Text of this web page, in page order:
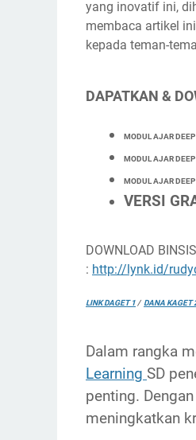
yang inovatif ini,
membaca artikel
kepada teman-
DAPATKAN &
MODUL AJAR
MODUL AJAR
MODUL AJAR
VERSI
DOWNLOAD
: http://lynk.id/
LINK DAGET 1 / DANA KAGET
Dalam rangka
Learning SD
penting.
meningkatkan